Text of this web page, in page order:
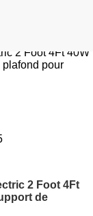
2 Foot 4Ft
de